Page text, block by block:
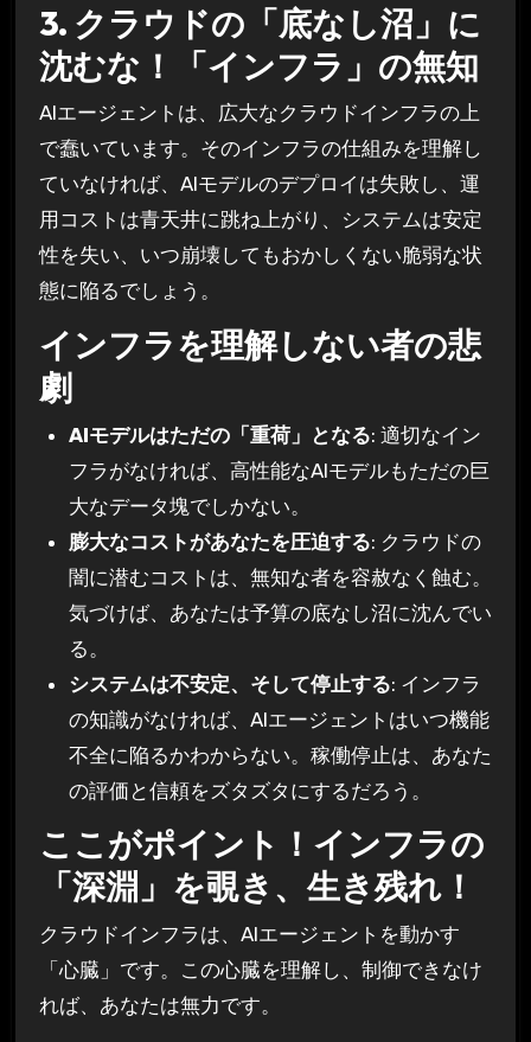
3. クラウドの「底なし沼」に
沈むな！「インフラ」の無知
AIエージェントは、広大なクラウドインフラの上
で蠢いています。そのインフラの仕組みを理解し
ていなければ、AIモデルのデプロイは失敗し、運
用コストは青天井に跳ね上がり、システムは安定
性を失い、いつ崩壊してもおかしくない脆弱な状
態に陥るでしょう。
インフラを理解しない者の悲
劇
AIモデルはただの「重荷」となる: 適切なイン
フラがなければ、高性能なAIモデルもただの巨
大なデータ塊でしかない。
膨大なコストがあなたを圧迫する: クラウドの
闇に潜むコストは、無知な者を容赦なく蝕む。
気づけば、あなたは予算の底なし沼に沈んでい
る。
システムは不安定、そして停止する: インフラ
の知識がなければ、AIエージェントはいつ機能
不全に陥るかわからない。稼働停止は、あなた
の評価と信頼をズタズタにするだろう。
ここがポイント！インフラの
「深淵」を覗き、生き残れ！
クラウドインフラは、AIエージェントを動かす
「心臓」です。この心臓を理解し、制御できなけ
れば、あなたは無力です。